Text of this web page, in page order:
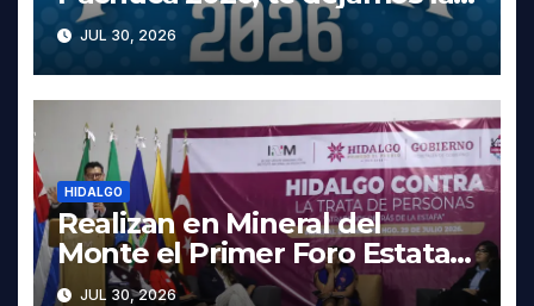
cartelera completa, las fechas
y los precios
JUL 30, 2026
HIDALGO
Realizan en Mineral del
Monte el Primer Foro Estatal
contra la Trata de Personas
JUL 30, 2026